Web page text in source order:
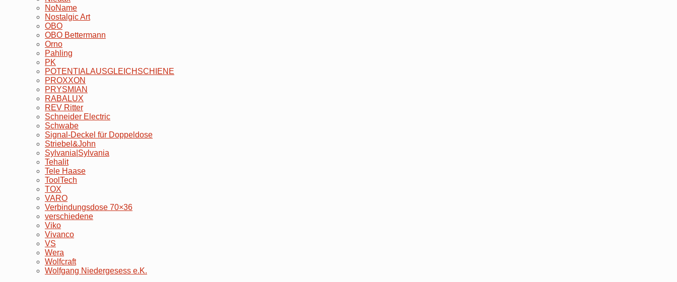
NoName
Nostalgic Art
OBO
OBO Bettermann
Orno
Pahling
PK
POTENTIALAUSGLEICHSCHIENE
PROXXON
PRYSMIAN
RABALUX
REV Ritter
Schneider Electric
Schwabe
Signal-Deckel für Doppeldose
Striebel&John
Sylvania|Sylvania
Tehalit
Tele Haase
ToolTech
TOX
VARO
Verbindungsdose 70×36
verschiedene
Viko
Vivanco
VS
Wera
Wolfcraft
Wolfgang Niedergesess e.K.